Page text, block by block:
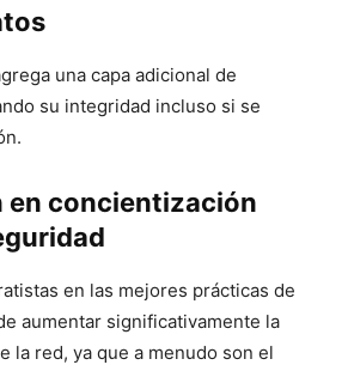
una capa ​adicional de
su integridad incluso si⁢ se
en concientización
en las mejores ​prácticas‍ de
aumentar significativamente‌ la
​la red, ya que a menudo son el